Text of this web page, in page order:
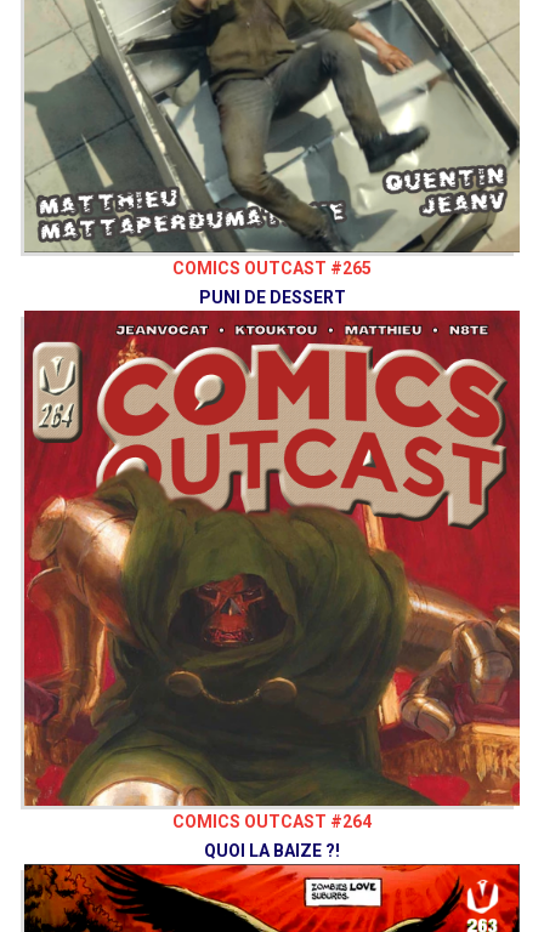
COMICS OUTCAST #265
PUNI DE DESSERT
COMICS OUTCAST #264
QUOI LA BAIZE ?!